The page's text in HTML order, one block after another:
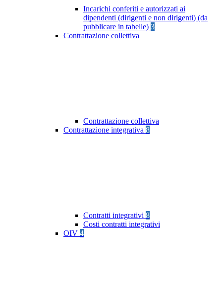
Incarichi conferiti e autorizzati ai
dipendenti (dirigenti e non dirigenti) (da
pubblicare in tabelle) 3
Contrattazione collettiva
Contrattazione collettiva
Contrattazione integrativa 8
Contratti integrativi 8
Costi contratti integrativi
OIV 4